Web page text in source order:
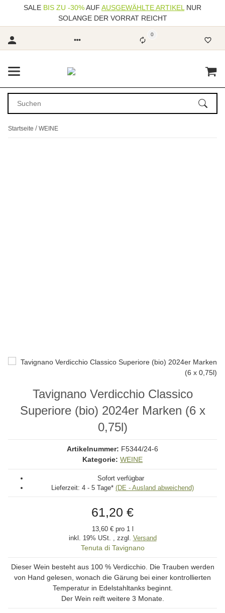
SALE BIS ZU -30%AUF AUSGEWÄHLTE ARTIKEL NUR
SOLANGE DER VORRAT REICHT
0
Startseite WEINE
Tavignano Verdicchio Classico
Superiore (bio) 2024er Marken (6 x
0,75l)
Artikelnummer: F5344/24-6
Kategorie: WEINE
Sofort verfügbar
Lieferzeit: 4 - 5 Tage* (DE - Ausland abweichend)
61,20 €
13,60 € pro 1 l
inkl. 19% USt. , zzgl. Versand
Tenuta di Tavignano
Dieser Wein besteht aus 100 % Verdicchio. Die Trauben werden
von Hand gelesen, wonach die Gärung bei einer kontrollierten
Temperatur in Edelstahltanks beginnt.
Der Wein reift weitere 3 Monate.